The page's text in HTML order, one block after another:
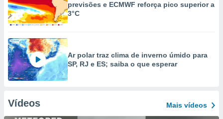
previsões e ECMWF reforça pico superior a
3°C
Ar polar traz clima de inverno úmido para
SP, RJ e ES; saiba o que esperar
Vídeos Mais vídeos